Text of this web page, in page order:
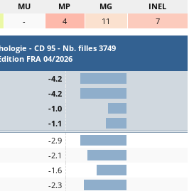
MU MP MG
INEL
- 4 11 7
- CD 95 - Nb. filles 3749
FRA 04/2026
-4.2
-4.2
-1.0
-1.1
-2.9
-2.1
-1.6
-2.3